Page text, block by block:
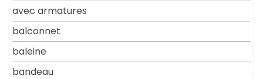
avec armatures
balconnet
baleine
bandeau